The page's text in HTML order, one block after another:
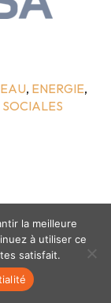
EAU, ENERGIE,
la meilleure
à utiliser ce
satisfait.